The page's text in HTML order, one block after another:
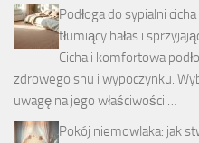
Podłoga do sypialni
tłumiący hałas i
Cicha i komfortowa
zdrowego snu i wypoczynku.
uwagę na jego właściwości …
Pokój niemowlaka: jak